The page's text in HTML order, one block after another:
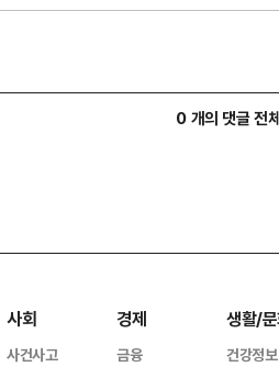
0 개의 댓글 전
사회
사건사고
경제
금융
생활/
건강정보